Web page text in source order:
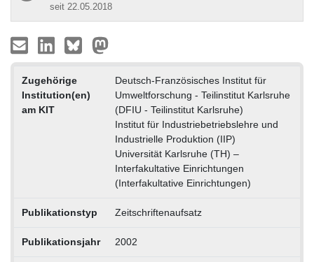
seit 22.05.2018
Zugehörige
Institution(en)
am KIT
Deutsch-Französisches Institut für
Umweltforschung - Teilinstitut Karlsruhe
(DFIU - Teilinstitut Karlsruhe)
Institut für Industriebetriebslehre und
Industrielle Produktion (IIP)
Universität Karlsruhe (TH) –
Interfakultative Einrichtungen
(Interfakultative Einrichtungen)
Publikationstyp Zeitschriftenaufsatz
Publikationsjahr 2002